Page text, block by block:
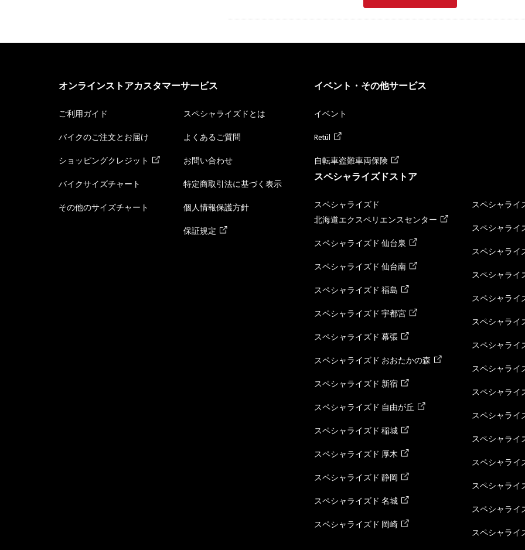
オンラインストアカスタマーサービス
ご利用ガイド
バイクのご注文とお届け
ショッピングクレジット
バイクサイズチャート
その他のサイズチャート
スペシャライズドとは
よくあるご質問
お問い合わせ
特定商取引法に基づく表示
個人情報保護方針
保証規定
イベント・その他サービス
イベント
Retül
自転車盗難車両保険
スペシャライズドストア
スペシャライズド
北海道エクスペリエンスセンター
スペシャライズド 仙台泉
スペシャライズド 仙台南
スペシャライズド 福島
スペシャライズド 宇都宮
スペシャライズド 幕張
スペシャライズド おおたかの森
スペシャライズド 新宿
スペシャライズド 自由が丘
スペシャライズド 稲城
スペシャライズド 厚木
スペシャライズド 静岡
スペシャライズド 名城
スペシャライズド 岡崎
スペシャライ
スペシャライ
スペシャライ
スペシャライ
スペシャライ
スペシャライ
スペシャライ
スペシャライ
スペシャライ
スペシャライ
スペシャライ
スペシャライ
スペシャライ
スペシャライ
スペシャライ